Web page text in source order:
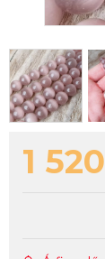
1 520